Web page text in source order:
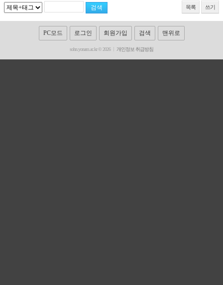
목록 쓰기
PC모드 로그인 회원가입 검색 맨위로
sohn.yonam.ac.kr © 2026 개인정보 취급방침